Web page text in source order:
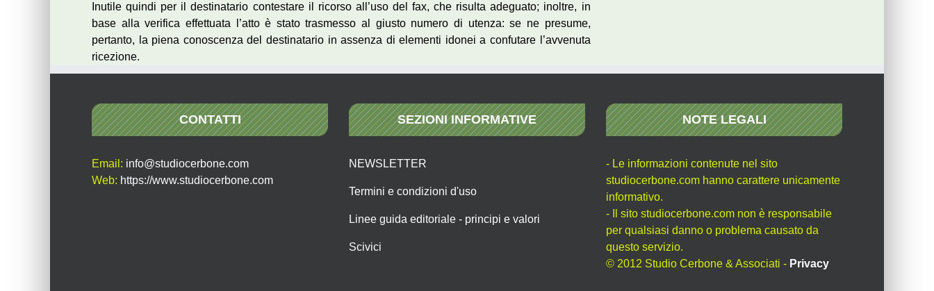
Inutile quindi per il destinatario contestare il ricorso all’uso del fax, che risulta adeguato; inoltre, in
base alla verifica effettuata l’atto è stato trasmesso al giusto numero di utenza: se ne presume,
pertanto, la piena conoscenza del destinatario in assenza di elementi idonei a confutare l’avvenuta
ricezione.
CONTATTI
Email: info@studiocerbone.com
Web: https://www.studiocerbone.com
SEZIONI INFORMATIVE
NEWSLETTER
Termini e condizioni d'uso
Linee guida editoriale - principi e valori
Scivici
NOTE LEGALI
- Le informazioni contenute nel sito
studiocerbone.com hanno carattere unicamente
informativo.
- Il sito studiocerbone.com non è responsabile
per qualsiasi danno o problema causato da
questo servizio.
© 2012 Studio Cerbone & Associati - Privacy